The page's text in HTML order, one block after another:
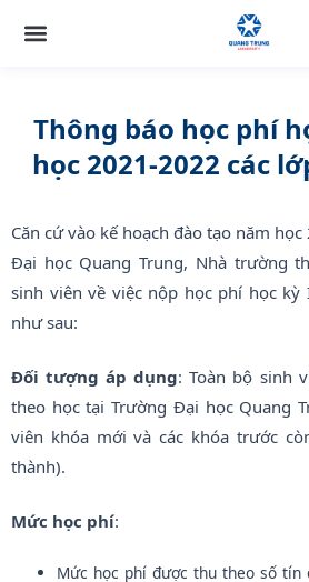
Thông báo học phí
học 2021-2022 các
Căn cứ vào kế hoạch đào tạo năm
Đại học Quang Trung, Nhà trường
sinh viên về việc nộp học phí học kỳ
như sau:
Đối tượng áp dụng: Toàn bộ sinh
theo học tại Trường Đại học Quang
viên khóa mới và các khóa trước
thành).
Mức học phí:
Mức học phí được thu theo số tín